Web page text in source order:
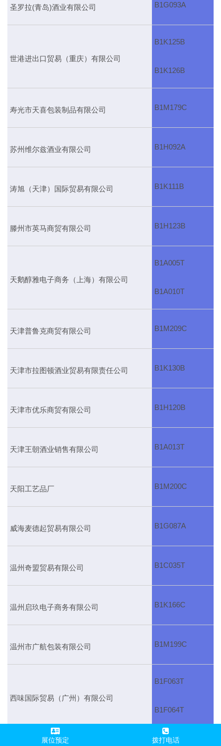
圣罗拉(青岛)酒业有限公司 B1G093A
世港进出口贸易（重庆）有限公司
B1K125B
B1K126B
寿光市天喜包装制品有限公司 B1M179C
苏州维尔兹酒业有限公司 B1H092A
涛旭（天津）国际贸易有限公司 B1K111B
滕州市英马商贸有限公司 B1H123B
天鹅醇雅电子商务（上海）有限公司
B1A005T
B1A010T
天津普鲁克商贸有限公司 B1M209C
天津市拉图顿酒业贸易有限责任公司 B1K130B
天津市优乐商贸有限公司 B1H120B
天津王朝酒业销售有限公司 B1A013T
天阳工艺品厂 B1M200C
威海麦德起贸易有限公司 B1G087A
温州奇盟贸易有限公司 B1C035T
温州启玖电子商务有限公司 B1K166C
温州市广航包装有限公司 B1M199C
西味国际贸易（广州）有限公司
B1F063T
B1F064T
展位预定 拨打电话